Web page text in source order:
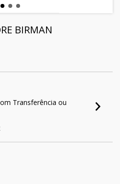
BIRMAN
Transferência ou